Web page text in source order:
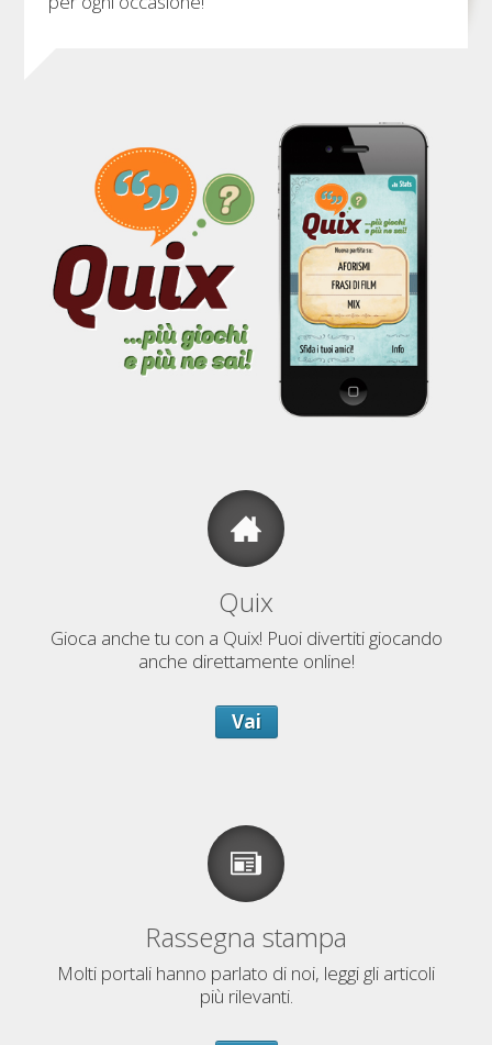
Quix
Gioca anche tu con a Quix! Puoi divertiti giocando
anche direttamente online!
Vai
Rassegna stampa
Molti portali hanno parlato di noi, leggi gli articoli
più rilevanti.